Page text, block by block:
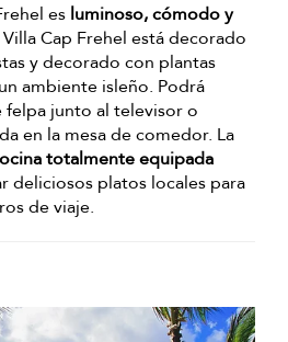
es luminoso, cómodo y
Villa Cap Frehel está decorado
y decorado con plantas
ambiente isleño. Podrá
felpa junto al televisor o
en la mesa de comedor. La
totalmente equipada
deliciosos platos locales para
de viaje.